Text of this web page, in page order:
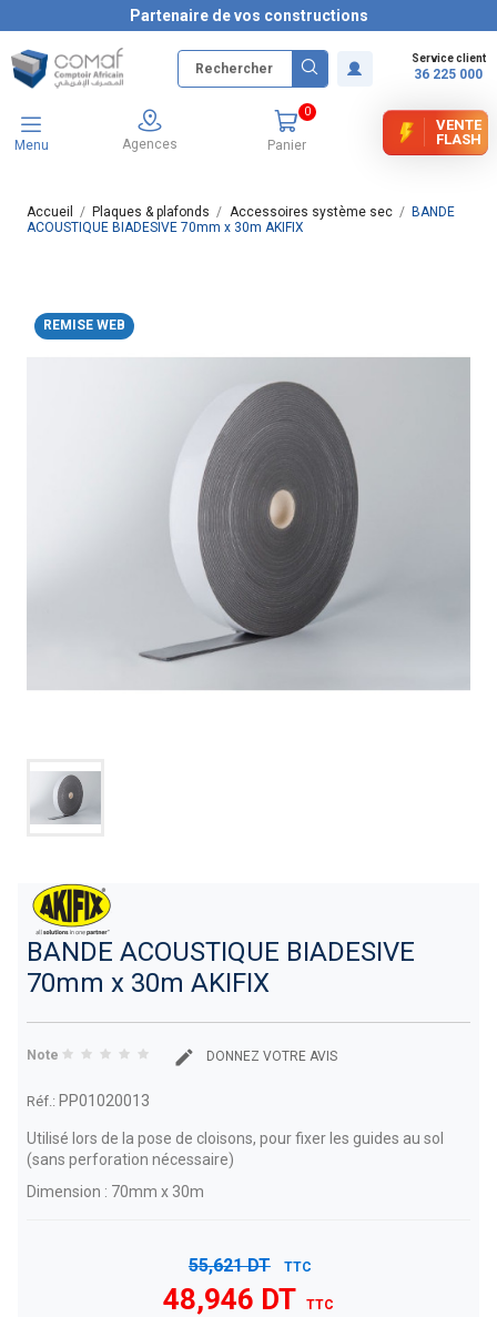
Partenaire de vos constructions
Service client
36 225 000
Menu Agences Panier
0
VENTE
FLASH
Accueil Plaques & plafonds Accessoires système sec
BANDE
ACOUSTIQUE BIADESIVE 70mm x 30m AKIFIX
REMISE WEB
BANDE ACOUSTIQUE BIADESIVE
70mm x 30m AKIFIX
Note DONNEZ VOTRE AVIS
Réf.: PP01020013
Utilisé lors de la pose de cloisons, pour fixer les guides au sol
(sans perforation nécessaire)
Dimension : 70mm x 30m
55,621 DT TTC
48,946 DT
TTC